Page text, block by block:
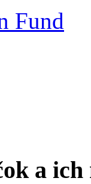
Fund
a